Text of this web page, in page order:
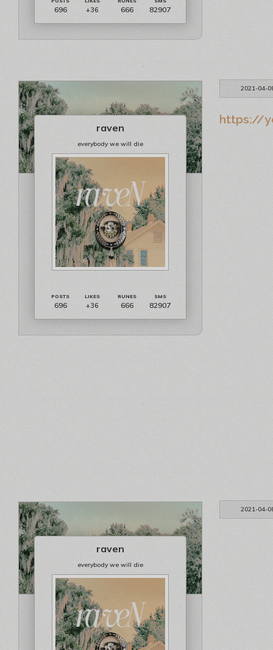
696 +36 666 82907
2021-04-
raven
everybody we will die
696 +36 666 82907
https://
2021-04-
raven
everybody we will die